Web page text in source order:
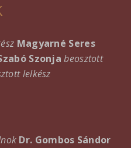
Magyarné Seres
Szonjabeosztott
lelkész
Dr. Gombos Sándor